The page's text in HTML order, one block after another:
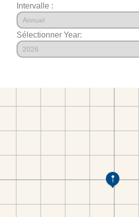
Intervalle :
Sélectionner Year: